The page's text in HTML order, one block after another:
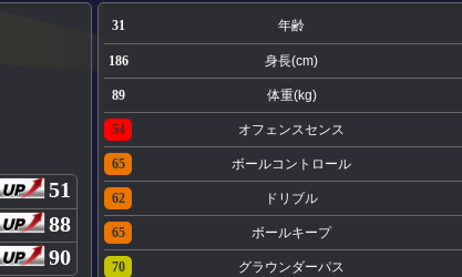
51
88
90
31 年齢
186 身長(cm)
89 体重(kg)
54 オフェンスセンス
65 ボールコントロール
62 ドリブル
65 ボールキープ
70 グラウンダーパス